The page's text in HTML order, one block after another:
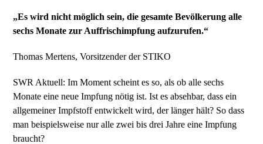
„Es wird nicht möglich sein, die gesamte Bevölkerung alle
sechs Monate zur Auffrischimpfung aufzurufen.“
Thomas Mertens, Vorsitzender der STIKO
SWR Aktuell: Im Moment scheint es so, als ob alle sechs
Monate eine neue Impfung nötig ist. Ist es absehbar, dass ein
allgemeiner Impfstoff entwickelt wird, der länger hält? So dass
man beispielsweise nur alle zwei bis drei Jahre eine Impfung
braucht?